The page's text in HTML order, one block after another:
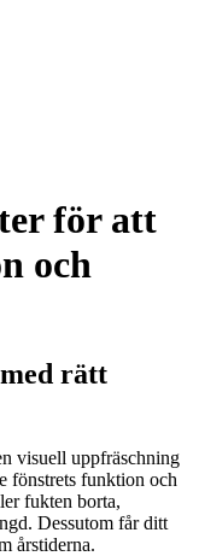
för att
och
rätt
visuell uppfräschning
fönstrets funktion och
fukten borta,
Dessutom får ditt
årstiderna.